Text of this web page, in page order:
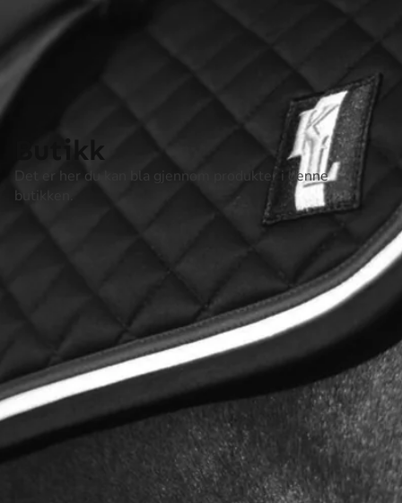
Butikk
Det er her du kan bla gjennom produkter i denne
butikken.